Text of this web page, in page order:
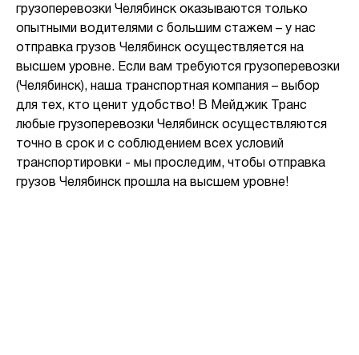
грузоперевозки Челябинск оказываются только
опытными водителями с большим стажем – у нас
отправка грузов Челябинск осуществляется на
высшем уровне. Если вам требуются грузоперевозки
(Челябинск), наша транспортная компания – выбор
для тех, кто ценит удобство! В Мейджик Транс
любые грузоперевозки Челябинск осуществляются
точно в срок и с соблюдением всех условий
транспортировки - мы проследим, чтобы отправка
грузов Челябинск прошла на высшем уровне!